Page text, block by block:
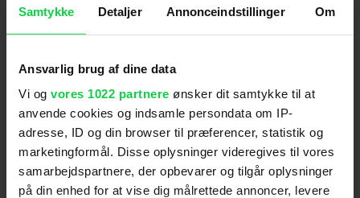
Samtykke Detaljer Annonceindstillinger Om
Ansvarlig brug af dine data
Vi og vores 1022 partnere ønsker dit samtykke til at
anvende cookies og indsamle persondata om IP-
adresse, ID og din browser til præferencer, statistik og
marketingformål. Disse oplysninger videregives til vores
samarbejdspartnere, der opbevarer og tilgår oplysninger
på din enhed for at vise dig målrettede annoncer, levere
marketingcookies være slået til. Klik her
for at ændre dine indstillinger.
Følg os for de seneste nyheder, konkurrencer
samt film- og serietips: